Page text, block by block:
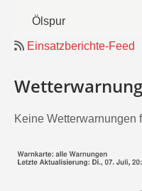
Ölspur
Einsatzberichte-Feed
Keine Wetterwarnungen